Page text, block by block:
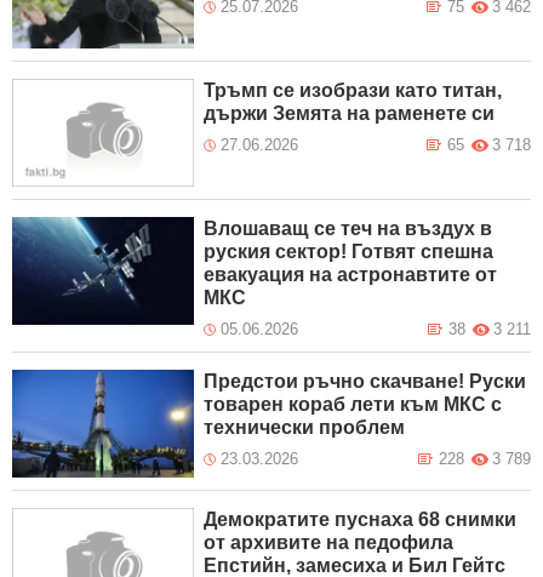
25.07.2026 3 462
75
Тръмп се изобрази като титан,
държи Земята на раменете си
27.06.2026 3 718
65
Влошаващ се теч на въздух в
руския сектор! Готвят спешна
евакуация на астронавтите от
МКС
05.06.2026 3 211
38
Предстои ръчно скачване! Руски
товарен кораб лети към МКС с
технически проблем
23.03.2026 3 789
228
Демократите пуснаха 68 снимки
от архивите на педофила
Епстийн, замесиха и Бил Гейтс